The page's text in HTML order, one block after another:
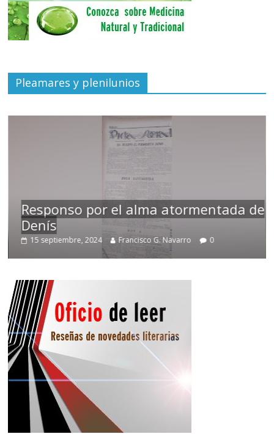
Pleamares y plenilunios
Responso por el alma atormentada de
Denís
15 septiembre, 2024 Francisco G. Navarro 0